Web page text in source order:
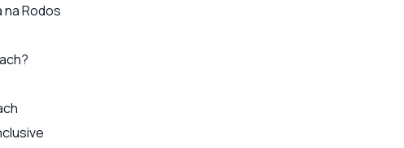
Rodos